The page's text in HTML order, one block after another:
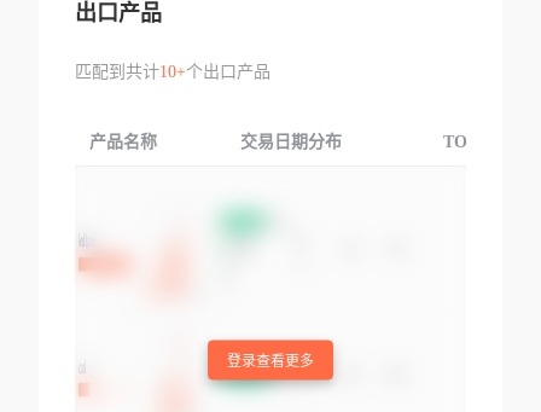
出口产品
匹配到共计10+个出口产品
产品名称 交易日期分布 TOP3交易国
登录查看更多